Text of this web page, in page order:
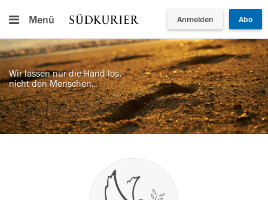
Menü Anmelden Abo
Wir lassen nur die Hand los,
nicht den Menschen.